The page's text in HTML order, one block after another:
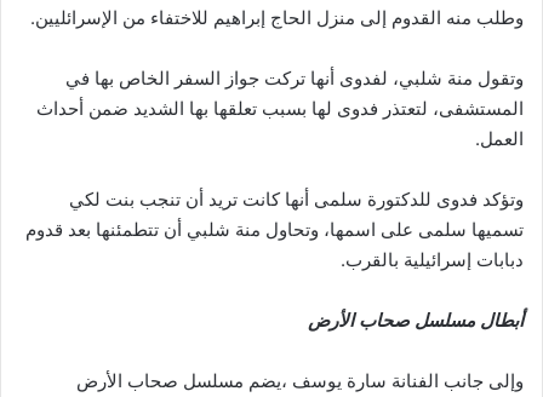
وطلب منه القدوم إلى منزل الحاج إبراهيم للاختفاء من الإسرائليين.
وتقول منة شلبي، لفدوى أنها تركت جواز السفر الخاص بها في
المستشفى، لتعتذر فدوى لها بسبب تعلقها بها الشديد ضمن أحداث
العمل.
وتؤكد فدوى للدكتورة سلمى أنها كانت تريد أن تنجب بنت لكي
تسميها سلمى على اسمها، وتحاول منة شلبي أن تتطمئنها بعد قدوم
دبابات إسرائيلية بالقرب.
أبطال مسلسل صحاب الأرض
وإلى جانب الفنانة سارة يوسف ،يضم مسلسل صحاب الأرض